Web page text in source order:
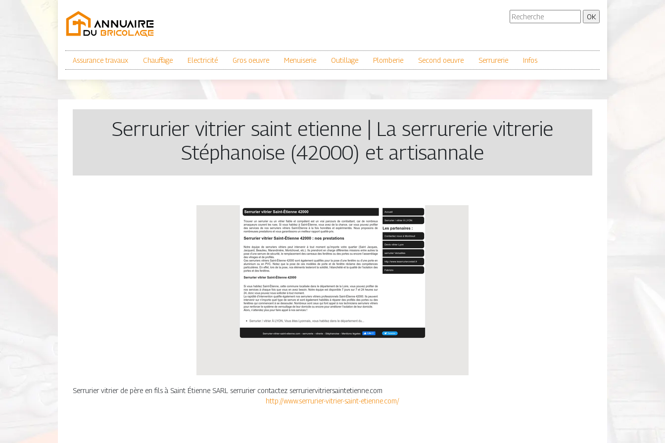
Assurance travaux Chauffage Electricité Gros oeuvre Menuiserie Outillage Plomberie Second oeuvre Serrurerie Infos
Serrurier vitrier saint etienne | La serrurerie vitrerie
Stéphanoise (42000) et artisannale
Serrurier vitrier de père en fils à Saint Étienne SARL serrurier contactez serruriervitriersaintetienne.com
http://www.serrurier-vitrier-saint-etienne.com/